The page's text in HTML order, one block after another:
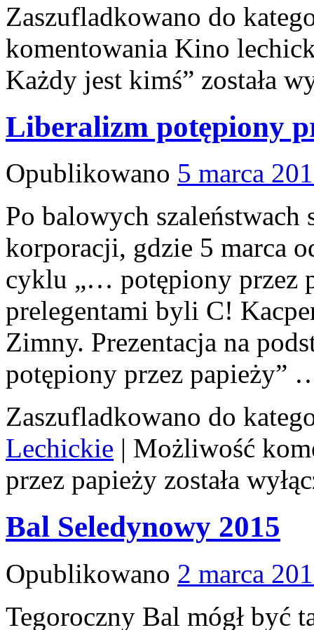
Zaszufladkowano do
komentowania Kino
Każdy jest kimś” została
Liberalizm potępiony
Opublikowano 5 marca
Po balowych
korporacji, gdzie 5 marca
cyklu „… potępiony przez
prelegentami byli C!
Zimny. Prezentacja na
potępiony przez papieży”
Zaszufladkowano do
Lechickie | Możliwość
przez papieży została
Bal Seledynowy 2015
Opublikowano 2 marca
Tegoroczny Bal mógł być